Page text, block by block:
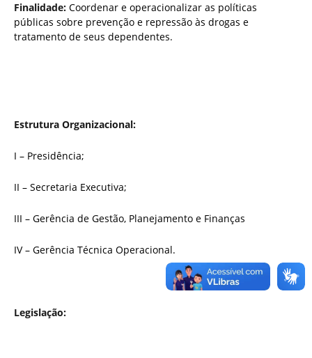
Finalidade: Coordenar e operacionalizar as políticas
públicas sobre prevenção e repressão às drogas e
tratamento de seus dependentes.
Estrutura Organizacional:
I – Presidência;
II – Secretaria Executiva;
III – Gerência de Gestão, Planejamento e Finanças
IV – Gerência Técnica Operacional.
Legislação: